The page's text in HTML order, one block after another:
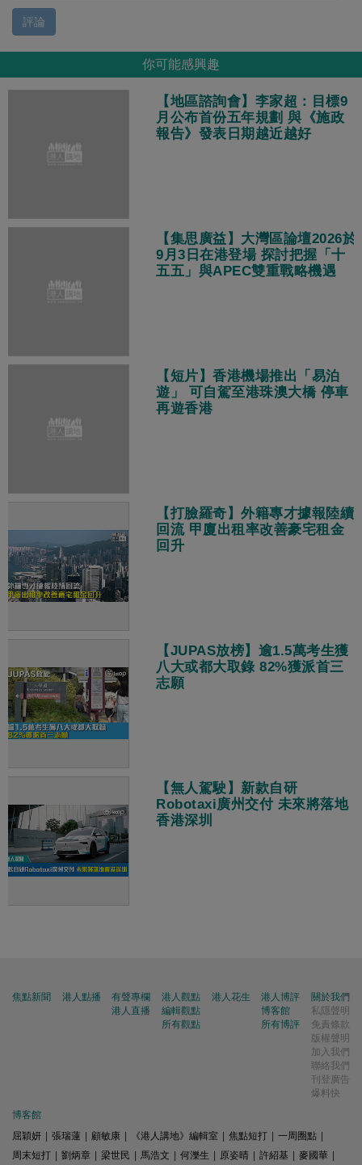
評論
你可能感興趣
【地區諮詢會】李家超：目標9
月公布首份五年規劃 與《施政
報告》發表日期越近越好
【集思廣益】大灣區論壇2026於
9月3日在港登場 探討把握「十
五五」與APEC雙重戰略機遇
【短片】香港機場推出「易泊
遊」 可自駕至港珠澳大橋 停車
再遊香港
【打臉羅奇】外籍專才據報陸續
回流 甲廈出租率改善豪宅租金
回升
【JUPAS放榜】逾1.5萬考生獲
八大或都大取錄 82%獲派首三
志願
【無人駕駛】新款自研
Robotaxi廣州交付 未來將落地
香港深圳
焦點新聞 港人點播
有聲專欄
港人直播
港人觀點
編輯觀點
所有觀點
港人花生
港人博評
博客館
所有博評
關於我們
私隱聲明
免責條款
版權聲明
加入我們
聯絡我們
刊登廣告
爆料快
博客館
屈穎妍
張瑞蓮 顧敏康 《港人講地》編輯室 焦點短打 一周圈點
周末短打
劉炳章 梁世民 馬浩文 何濼生 原姿晴 許紹基 麥國華